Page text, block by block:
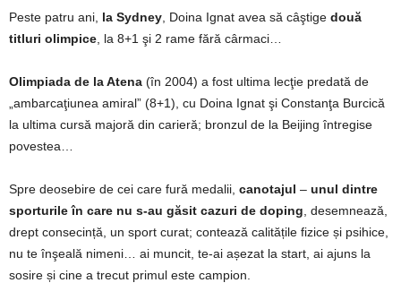
Peste patru ani, la Sydney , Doina Ignat avea să câştige două
titluri olimpice , la 8+1 şi 2 rame fără cârmaci…
Olimpiada de la Atena (în 2004) a fost ultima lecţie predată de
„ambarcaţiunea amiral” (8+1), cu Doina Ignat şi Constanţa Burcică
la ultima cursă majoră din carieră; bronzul de la Beijing întregise
povestea…
Spre deosebire de cei care fură medalii, canotajul – unul dintre
sporturile în care nu s-au găsit cazuri de doping , desemnează,
drept consecință, un sport curat; contează calitățile fizice și psihice,
nu te înşeală nimeni… ai muncit, te-ai așezat la start, ai ajuns la
sosire și cine a trecut primul este campion.